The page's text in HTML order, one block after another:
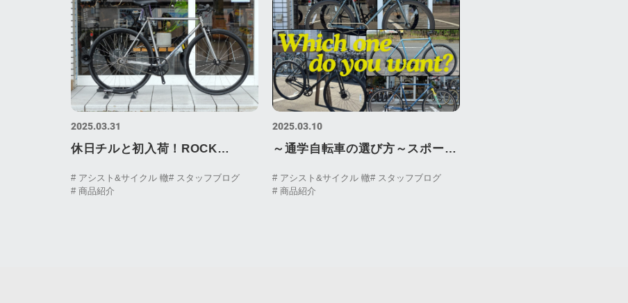
2025.03.31
休日チルと初入荷！ROCK
BIKES / Melancholy
# アシスト&サイクル 轍# スタッフブログ
# 商品紹介
2025.03.10
～通学自転車の選び方～スポーツ
編
# アシスト&サイクル 轍# スタッフブログ
# 商品紹介